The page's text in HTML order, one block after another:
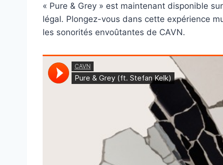
« Pure & Grey » est maintenant disponible
légal. Plongez-vous dans cette expérience
les sonorités envoûtantes de CAVN.